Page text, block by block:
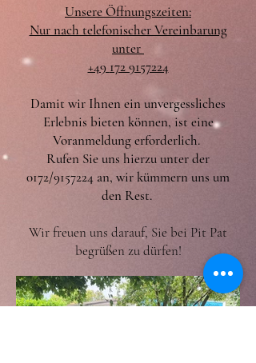
Unsere Öffnungszeiten:
​Nur nach telefonischer Vereinbarung
unter
​+49 172 9157224
Damit wir Ihnen ein unvergessliches
Erlebnis bieten können, ist eine
Voranmeldung erforderlich.
Rufen Sie uns hierzu unter der
0172/9157224 an, wir kümmern uns um
den Rest.
Wir freuen uns darauf, Sie bei Pit Pat
begrüßen zu dürfen!